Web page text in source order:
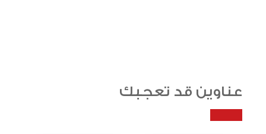
عناوين قد تعجبك